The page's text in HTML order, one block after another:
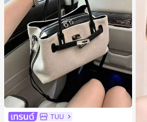
TUU
#1 ขายดี